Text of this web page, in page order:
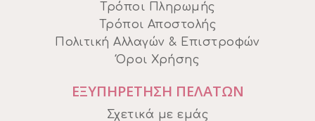
Τρόποι Πληρωμής
Τρόποι Αποστολής
Πολιτική Αλλαγών & Επιστροφών
Όροι Χρήσης
ΕΞΥΠΗΡΕΤΗΣΗ ΠΕΛΑΤΩΝ
Σχετικά με εμάς